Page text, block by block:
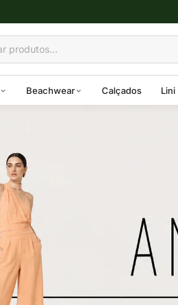
Beachwear Calçados Lini